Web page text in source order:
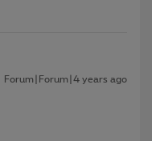
Forum|Forum|4 years ago